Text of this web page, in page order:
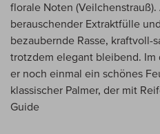
florale Noten
berauschender Extraktfülle
bezaubernde Rasse, kraftvoll-
trotzdem elegant bleibend.
er noch einmal ein schönes
klassischer Palmer, der mit
Guide